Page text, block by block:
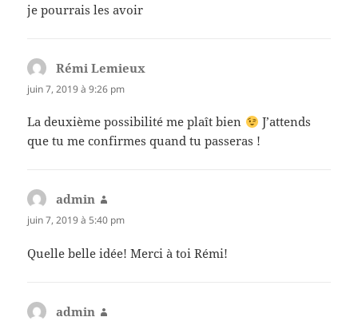
je pourrais les avoir
Rémi Lemieux
juin 7, 2019 à 9:26 pm
La deuxième possibilité me plaît bien
J’attends
que tu me confirmes quand tu passeras !
admin
juin 7, 2019 à 5:40 pm
Quelle belle idée! Merci à toi Rémi!
admin